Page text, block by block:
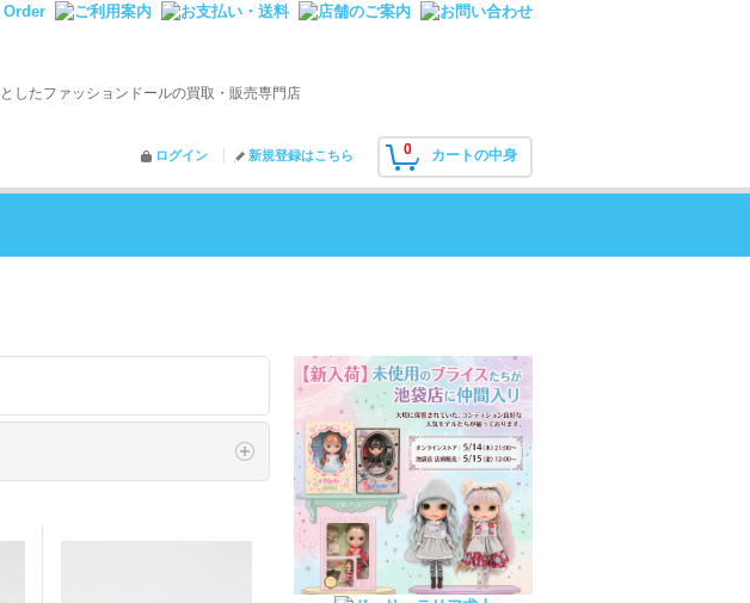
したファッションドールの買取・販売専門店
0 カートの中身
ログイン 新規登録はこちら